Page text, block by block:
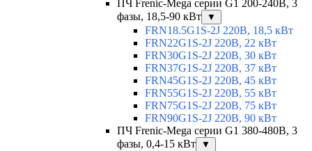
ПЧ Frenic-Mega серии G1 200-240В, 3
фазы, 18,5-90 кВт
▼
FRN18.5G1S-2J 220В, 18,5 кВт
FRN22G1S-2J 220В, 22 кВт
FRN30G1S-2J 220В, 30 кВт
FRN37G1S-2J 220В, 37 кВт
FRN45G1S-2J 220В, 45 кВт
FRN55G1S-2J 220В, 55 кВт
FRN75G1S-2J 220В, 75 кВт
FRN90G1S-2J 220В, 90 кВт
ПЧ Frenic-Mega серии G1 380-480В, 3
фазы, 0,4-15 кВт
▼